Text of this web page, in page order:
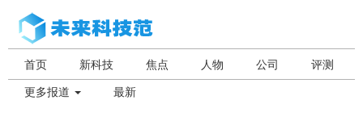
首页 新科技 焦点 人物 公司 评测
更多报道 最新